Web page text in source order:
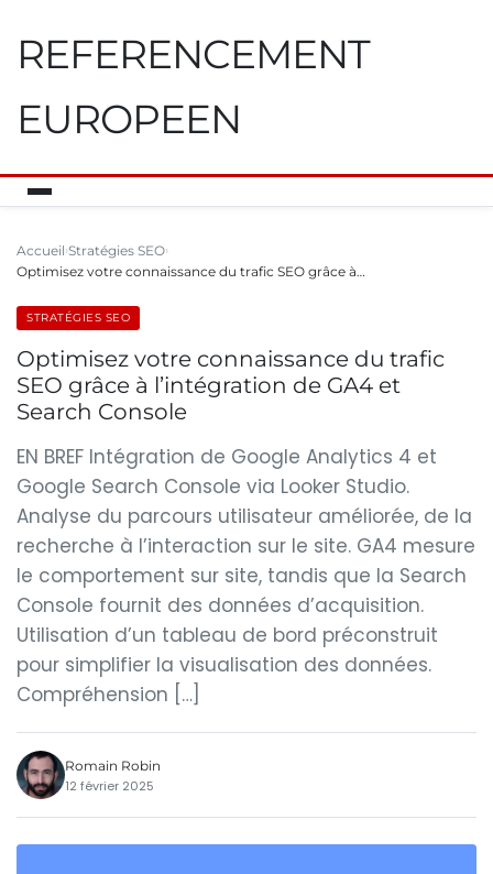
REFERENCEMENT
EUROPEEN
Accueil Stratégies SEO
Optimisez votre connaissance du trafic SEO grâce à…
STRATÉGIES SEO
Optimisez votre connaissance du trafic
SEO grâce à l’intégration de GA4 et
Search Console
EN BREF Intégration de Google Analytics 4 et
Google Search Console via Looker Studio.
Analyse du parcours utilisateur améliorée, de la
recherche à l’interaction sur le site. GA4 mesure
le comportement sur site, tandis que la Search
Console fournit des données d’acquisition.
Utilisation d’un tableau de bord préconstruit
pour simplifier la visualisation des données.
Compréhension […]
Romain Robin
12 février 2025